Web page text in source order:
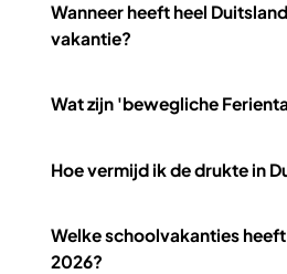
Wanneer heeft heel
vakantie?
Wat zijn 'bewegliche
Hoe vermijd ik de drukte in
Welke schoolvakanties
2026?